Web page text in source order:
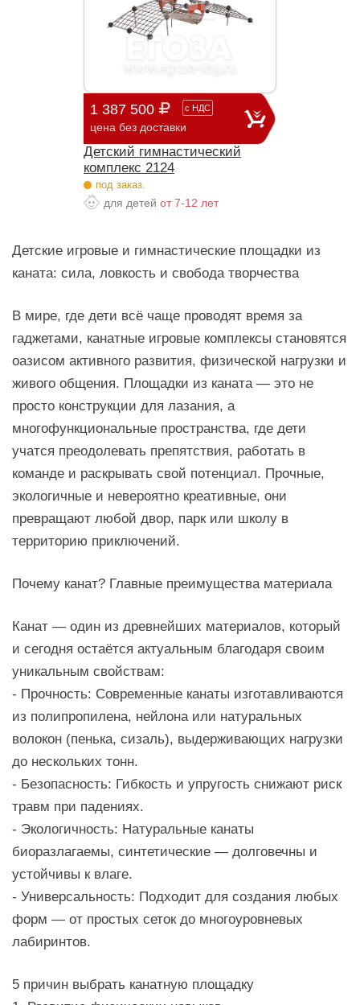
1 387 500 с НДС
цена без доставки
Детский гимнастический
комплекс 2124
под заказ.
для детей от 7-12 лет
Детские игровые и гимнастические площадки из
каната: сила, ловкость и свобода творчества
В мире, где дети всё чаще проводят время за
гаджетами, канатные игровые комплексы становятся
оазисом активного развития, физической нагрузки и
живого общения. Площадки из каната — это не
просто конструкции для лазания, а
многофункциональные пространства, где дети
учатся преодолевать препятствия, работать в
команде и раскрывать свой потенциал. Прочные,
экологичные и невероятно креативные, они
превращают любой двор, парк или школу в
территорию приключений.
Почему канат? Главные преимущества материала
Канат — один из древнейших материалов, который
и сегодня остаётся актуальным благодаря своим
уникальным свойствам:
- Прочность: Современные канаты изготавливаются
из полипропилена, нейлона или натуральных
волокон (пенька, сизаль), выдерживающих нагрузки
до нескольких тонн.
- Безопасность: Гибкость и упругость снижают риск
травм при падениях.
- Экологичность: Натуральные канаты
биоразлагаемы, синтетические — долговечны и
устойчивы к влаге.
- Универсальность: Подходит для создания любых
форм — от простых сеток до многоуровневых
лабиринтов.
5 причин выбрать канатную площадку